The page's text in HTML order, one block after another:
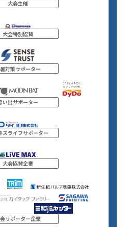
大会主催
大会特別協賛
対策サポーター
い出サポーター
スライフサポーター
大会協賛企業
サポーター企業